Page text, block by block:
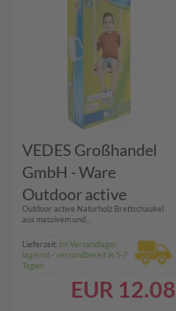
VEDES Großhandel
GmbH - Ware
Outdoor active
Naturholz
Brettschaukel, 40 x 16
cm
Outdoor active Naturholz Brettschaukel
aus massivem und...
Lieferzeit: Im Versandlager
lagernd - versandbereit in 5-7
Tagen
EUR 12.08